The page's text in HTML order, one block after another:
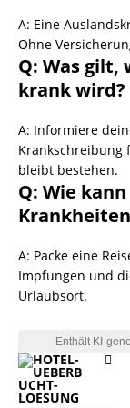
A: Eine
Ohne
Q: Was gilt,
krank wird?
A: Informiere
Krankschreibung
bleibt bestehen.
Q: Wie
A: Packe eine
Impfungen und
Urlaubsort.